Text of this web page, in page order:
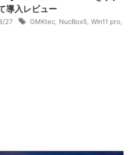
導入レビュー
27 GMKtec NucBox5 WIn11 pro